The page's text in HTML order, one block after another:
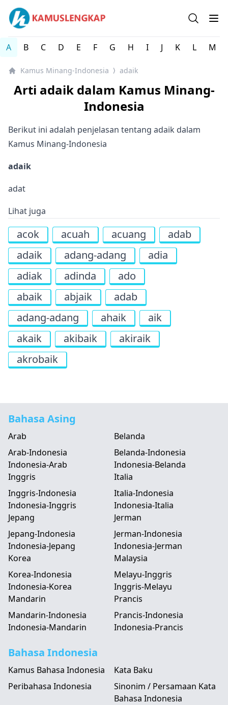
Kamus Lengkap Minang-Indonesia - Kamus Bahasa
Open
A B C D E F G H I J K L M
Kamus Minang-Indonesia ⟩ adaik
Arti adaik dalam Kamus Minang-
Indonesia
Berikut ini adalah penjelasan tentang adaik dalam
Kamus Minang-Indonesia
adaik
adat
Lihat juga
acok acuah acuang
adab
adaik
adang-adang
adia
adiak
adinda
ado
abaik
abjaik
adab
adang-adang
ahaik
aik
akaik
akibaik
akiraik
akrobaik
Bahasa Asing
Arab
Arab-Indonesia
Indonesia-Arab
Belanda
Belanda-Indonesia
Indonesia-Belanda
Inggris
Inggris-Indonesia
Indonesia-Inggris
Italia
Italia-Indonesia
Indonesia-Italia
Jepang
Jepang-Indonesia
Indonesia-Jepang
Jerman
Jerman-Indonesia
Indonesia-Jerman
Korea
Korea-Indonesia
Indonesia-Korea
Malaysia
Melayu-Inggris
Inggris-Melayu
Mandarin
Mandarin-Indonesia
Indonesia-Mandarin
Prancis
Prancis-Indonesia
Indonesia-Prancis
Bahasa Indonesia
Kamus Bahasa Indonesia
Kata Baku
Peribahasa Indonesia
Sinonim / Persamaan Kata
Bahasa Indonesia